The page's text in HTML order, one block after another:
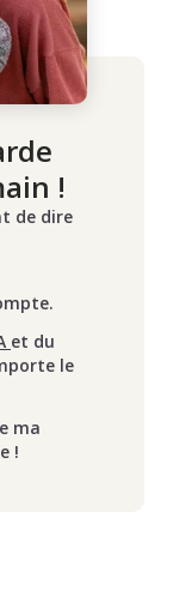
!
de dire
et du
le
ma
!